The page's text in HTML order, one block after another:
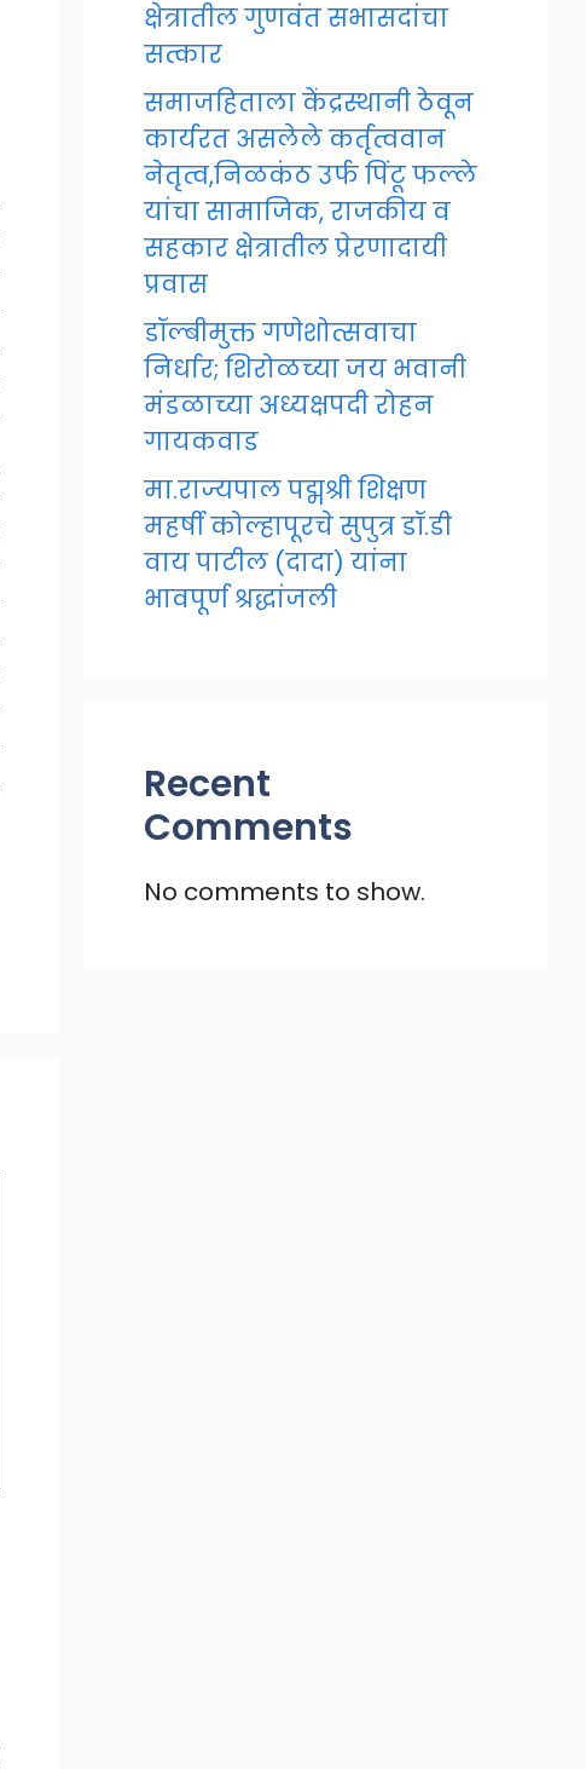
क्षेत्रातील गुणवंत सभासदांचा
सत्कार
समाजहिताला केंद्रस्थानी ठेवून
कार्यरत असलेले कर्तृत्ववान
नेतृत्व,निळकंठ उर्फ पिंटू फल्ले
यांचा सामाजिक, राजकीय व
सहकार क्षेत्रातील प्रेरणादायी
प्रवास
डॉल्बीमुक्त गणेशोत्सवाचा
निर्धार; शिरोळच्या जय भवानी
मंडळाच्या अध्यक्षपदी रोहन
गायकवाड
मा.राज्यपाल पद्मश्री शिक्षण
महर्षी कोल्हापूरचे सुपुत्र डॉ.डी
वाय पाटील (दादा) यांना
भावपूर्ण श्रद्धांजली
Recent
Comments
No comments to show.